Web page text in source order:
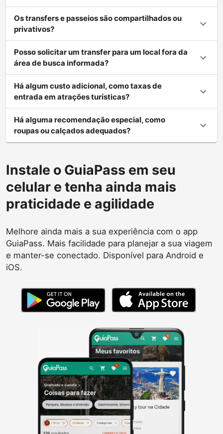
Os transfers e passeios são compartilhados ou
privativos?
Posso solicitar um transfer para um local fora da
área de busca informada?
Há algum custo adicional, como taxas de
entrada em atrações turísticas?
Há alguma recomendação especial, como
roupas ou calçados adequados?
Instale o GuiaPass em seu
celular e tenha ainda mais
praticidade e agilidade
Melhore ainda mais a sua experiência com o app
GuiaPass. Mais facilidade para planejar a sua viagem
e manter-se conectado. Disponível para Android e
iOS.